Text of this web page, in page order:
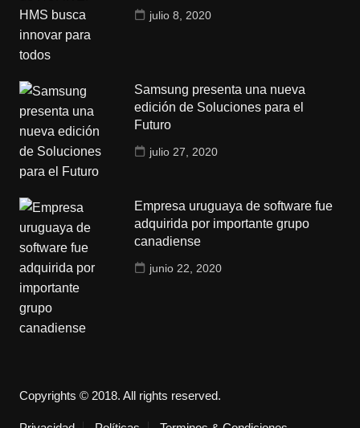
julio 8, 2020
Samsung presenta una nueva
edición de Soluciones para el
Futuro
julio 27, 2020
Empresa uruguaya de software fue
adquirida por importante grupo
canadiense
junio 22, 2020
Copyrights © 2018. All rights reserved.